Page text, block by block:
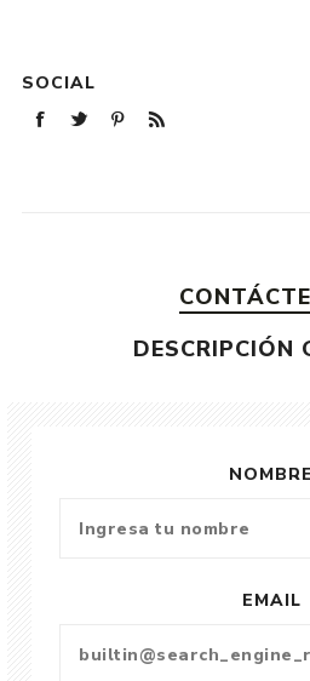
SOCIAL
DESCRIPCIÓN
NOMBRE
EMAIL